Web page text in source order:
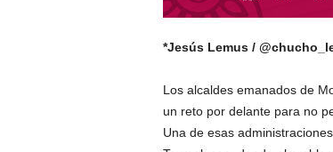
*Jesús Lemus /
Los alcaldes emanados de
un reto por delante para no
Una de esas